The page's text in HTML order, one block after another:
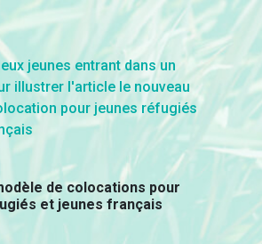
de colocations pour
et jeunes français